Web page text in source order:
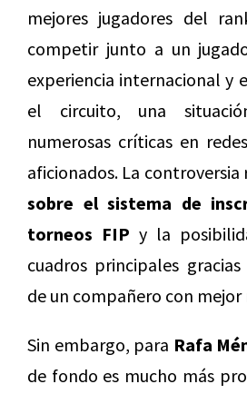
mejores jugadores del
competir junto a un
experiencia internacional y
el circuito, una
numerosas críticas en
aficionados. La controversia
sobre el sistema de
torneos FIP y la
cuadros principales
de un compañero con mejor
Sin embargo, para Rafa
de fondo es mucho más